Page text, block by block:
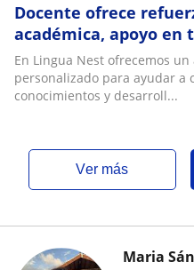
Docente ofrece
académica, apoyo en
para ICFES y
En Lingua Nest ofrecemos
personalizado para ayudar a
conocimientos y desarroll...
ver más
Maria